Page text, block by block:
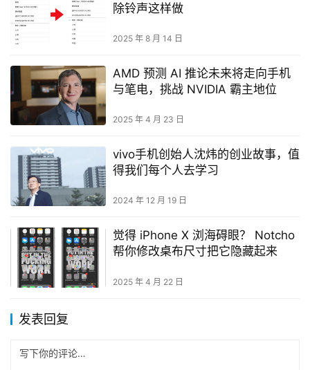
除铃声这样做
2025 年 8 月 14 日
AMD 预测 AI 推论未来将走向手机
与笔电，挑战 NVIDIA 霸主地位
2025 年 4 月 23 日
vivo手机创始人沈炜的创业故事，值
得我们每个人去学习
2024 年 12 月 19 日
觉得 iPhone X 浏海碍眼？ Notcho
帮你修改桌布尺寸把它隐藏起来
2025 年 4 月 22 日
发表回复